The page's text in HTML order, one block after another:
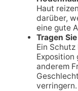
Haut
darüber,
eine gute
Tragen
Ein
Exposition
anderem
verringern.